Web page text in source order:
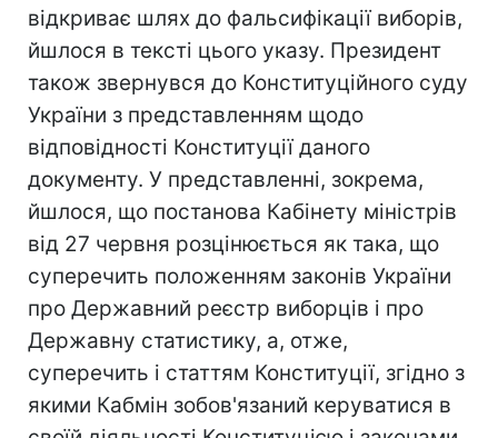
відкриває шлях до фальсифікації виборів,
йшлося в тексті цього указу. Президент
також звернувся до Конституційного суду
України з представленням щодо
відповідності Конституції даного
документу. У представленні, зокрема,
йшлося, що постанова Кабінету міністрів
від 27 червня розцінюється як така, що
суперечить положенням законів України
про Державний реєстр виборців і про
Державну статистику, а, отже,
суперечить і статтям Конституції, згідно з
якими Кабмін зобов'язаний керуватися в